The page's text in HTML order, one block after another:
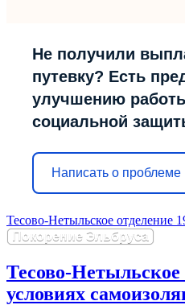
Не получили
путевку? Есть
улучшению
социальной
Написать о проблеме
Тесово-Нетыльское отделение
Покорение Эльбруса
Тесово-Нетыльское
условиях